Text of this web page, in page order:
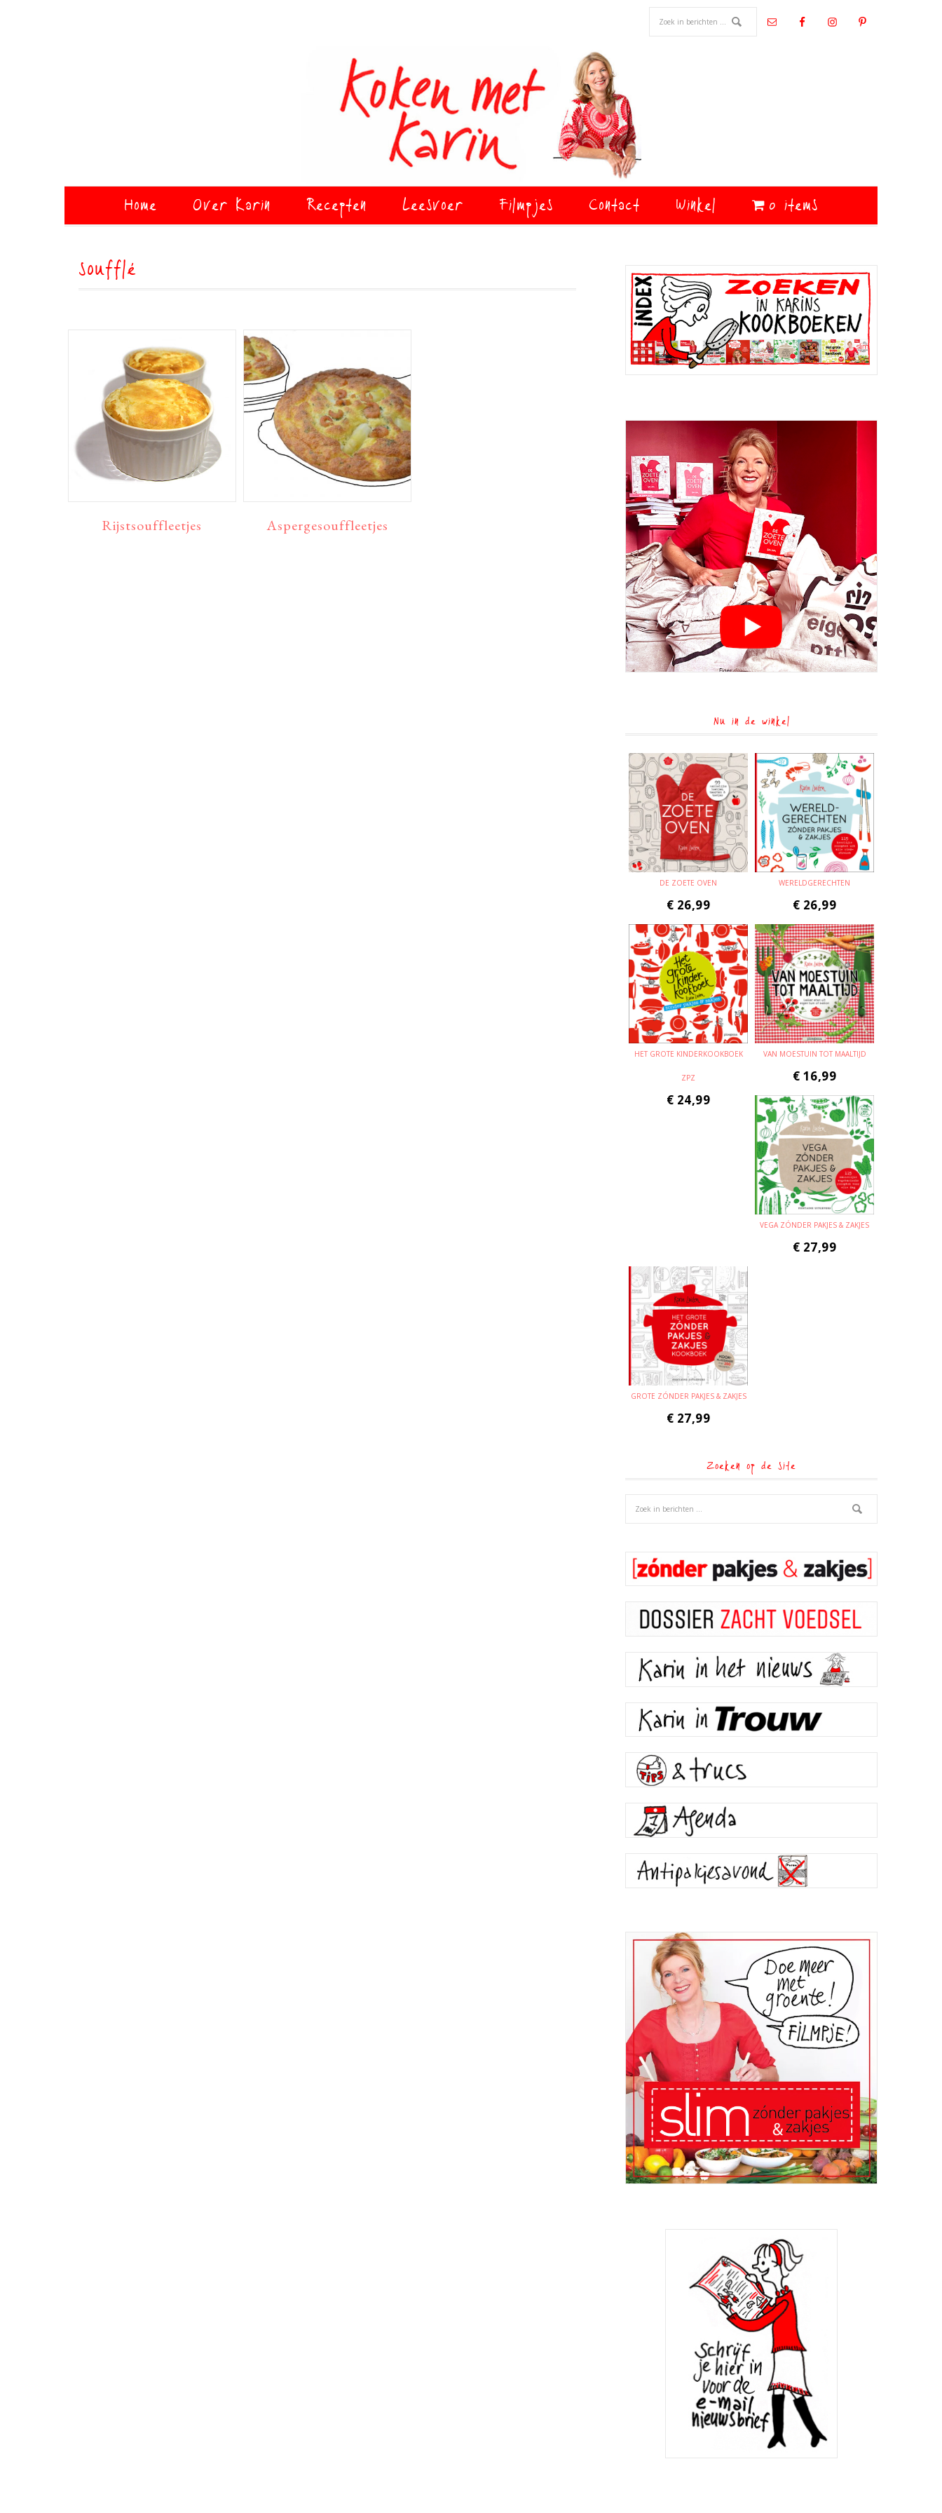
Home Over Karin Recepten Leesvoer Filmpjes Contact Winkel 0 items
soufflé
Rijstsouffleetjes Aspergesouffleetjes
Primaire
Sidebar
Nu in de winkel
DE ZOETE OVEN
€ 26,99
WERELDGERECHTEN
€ 26,99
HET GROTE KINDERKOOKBOEK
ZPZ
€ 24,99
VAN MOESTUIN TOT MAALTIJD
€ 16,99
VEGA ZÓNDER PAKJES & ZAKJES
€ 27,99
GROTE ZÓNDER PAKJES & ZAKJES
€ 27,99
Zoeken op de site